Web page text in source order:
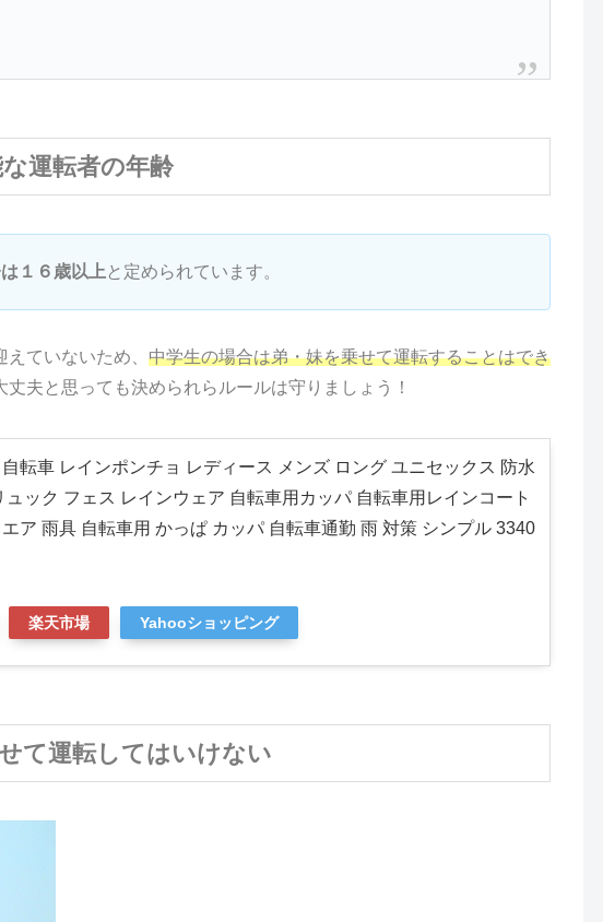
運転者の年齢
１６歳以上 と定められています。
ていないため、 中学生の場合は弟・妹を乗せて運転することはでき
夫と思っても決められらルールは守りましょう！
転車 レインポンチョ レディース メンズ ロング ユニセックス 防水
ュック フェス レインウェア 自転車用カッパ 自転車用レインコート
ア 雨具 自転車用 かっぱ カッパ 自転車通勤 雨 対策 シンプル 3340
楽天市場 Yahooショッピング
て運転してはいけない